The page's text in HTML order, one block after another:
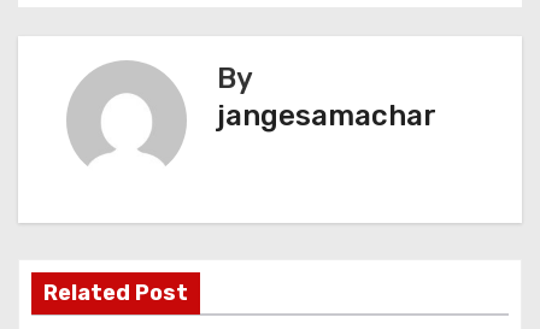
By
jangesamachar
Related Post